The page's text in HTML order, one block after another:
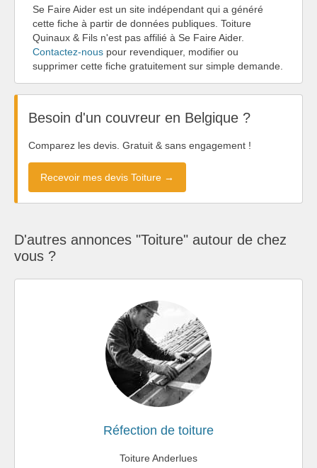
Se Faire Aider est un site indépendant qui a généré
cette fiche à partir de données publiques. Toiture
Quinaux & Fils n'est pas affilié à Se Faire Aider.
Contactez-nous pour revendiquer, modifier ou
supprimer cette fiche gratuitement sur simple demande.
Besoin d'un couvreur en Belgique ?
Comparez les devis. Gratuit & sans engagement !
Recevoir mes devis Toiture →
D'autres annonces "Toiture" autour de chez
vous ?
Réfection de toiture
Toiture Anderlues